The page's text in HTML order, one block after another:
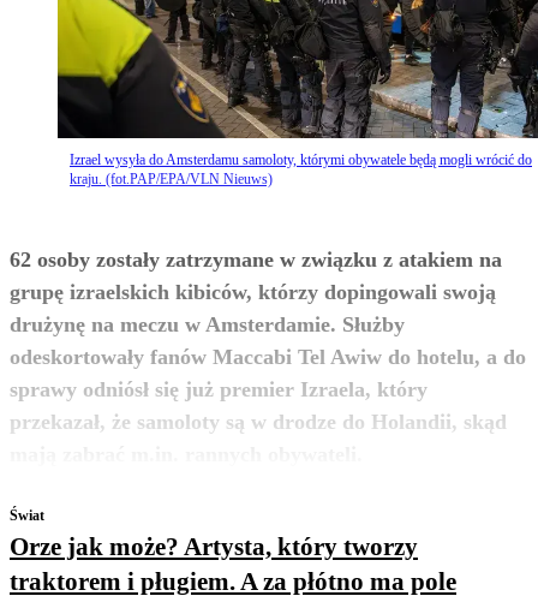
Izrael wysyła do Amsterdamu samoloty, którymi obywatele będą mogli wrócić do
kraju. (fot.PAP/EPA/VLN Nieuws)
62 osoby zostały zatrzymane w związku z atakiem na
grupę izraelskich kibiców, którzy dopingowali swoją
drużynę na meczu w Amsterdamie. Służby
odeskortowały fanów Maccabi Tel Awiw do hotelu, a do
sprawy odniósł się już premier Izraela, który
przekazał, że samoloty są w drodze do Holandii, skąd
zobacz więcej
Świat
Orze jak może? Artysta, który tworzy
traktorem i pługiem. A za płótno ma pole